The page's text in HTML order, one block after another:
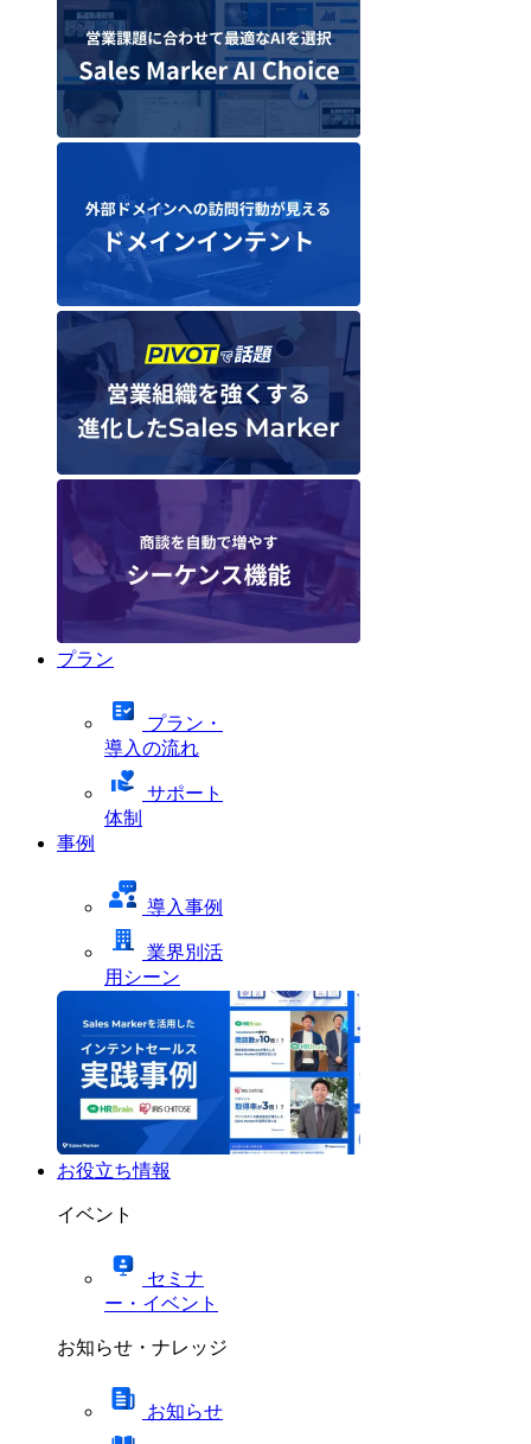
プラン
プラン・
導入の流れ
サポート
体制
事例
導入事例
業界別活
用シーン
お役立ち情報
イベント
セミナ
ー・イベント
お知らせ・ナレッジ
お知らせ